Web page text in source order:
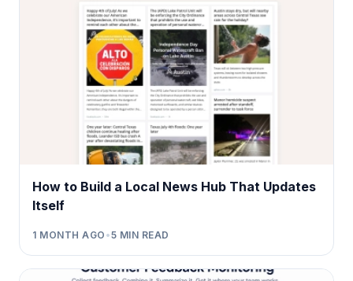
How to Build a Local News Hub That Updates
Itself
1 MONTH AGO •5 MIN READ